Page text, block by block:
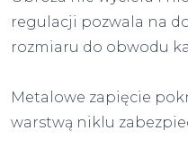
regulacji pozwala na
rozmiaru do obwodu
Metalowe zapięcie
warstwą niklu